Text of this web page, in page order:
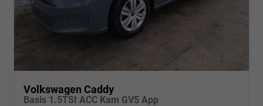
Volkswagen Caddy
Basis 1.5TSI ACC Kam GV5 App